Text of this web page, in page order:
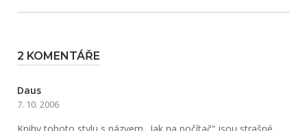
2 KOMENTÁŘE
Daus
7. 10. 2006